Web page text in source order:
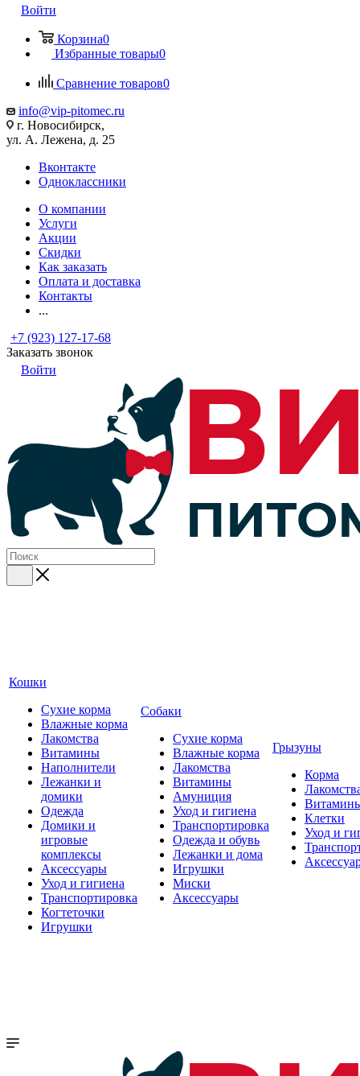
Войти
Корзина0
Избранные товары0
Сравнение товаров0
info@vip-pitomec.ru
г. Новосибирск,
ул. А. Лежена, д. 25
Вконтакте
Одноклассники
О компании
Услуги
Акции
Скидки
Как заказать
Оплата и доставка
Контакты
...
+7 (923) 127-17-68
Заказать звонок
Войти
Кошки
Сухие корма
Влажные корма
Лакомства
Витамины
Наполнители
Лежанки и
домики
Одежда
Домики и
игровые
комплексы
Аксессуары
Уход и гигиена
Транспортировка
Когтеточки
Игрушки
Собаки
Сухие корма
Влажные корма
Лакомства
Витамины
Амуниция
Уход и гигиена
Транспортировка
Одежда и обувь
Лежанки и дома
Игрушки
Миски
Аксессуары
Грызуны
Корма
Клетки
Уход и